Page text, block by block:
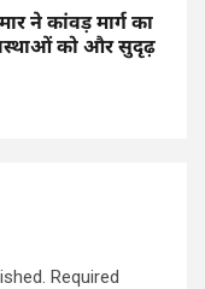
ने कांवड़ मार्ग का
को और सुदृढ़
Required